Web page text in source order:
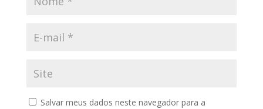
Salvar meus dados neste navegador para a